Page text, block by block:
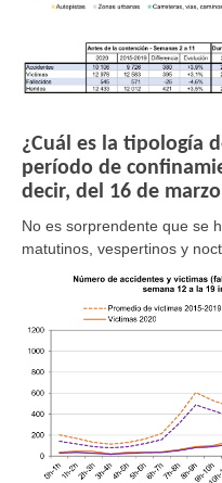
¿Cuál es la tipología
período de
decir, del 16 de
No es sorprendente que se
matutinos, vespertinos y